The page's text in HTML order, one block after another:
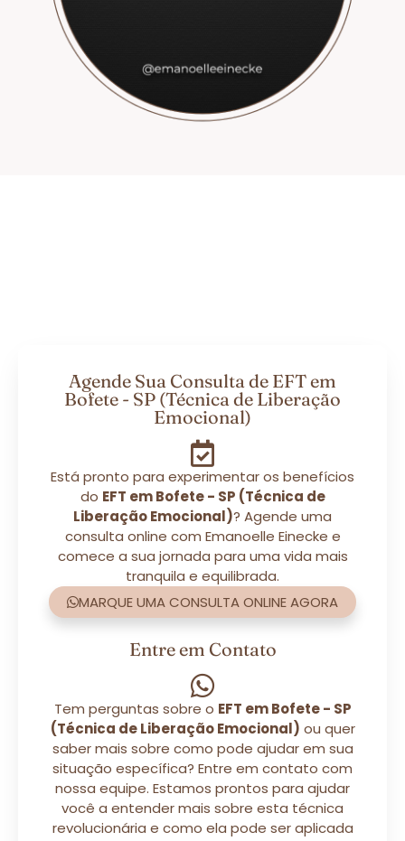
Agende Sua Consulta de EFT em
Bofete - SP (Técnica de Liberação
Emocional)
Está pronto para experimentar os benefícios
do EFT em Bofete - SP (Técnica de
Liberação Emocional)? Agende uma
consulta online com Emanoelle Einecke e
comece a sua jornada para uma vida mais
tranquila e equilibrada.
MARQUE UMA CONSULTA ONLINE AGORA
Entre em Contato
Tem perguntas sobre o EFT em Bofete - SP
(Técnica de Liberação Emocional) ou quer
saber mais sobre como pode ajudar em sua
situação específica? Entre em contato com
nossa equipe. Estamos prontos para ajudar
você a entender mais sobre esta técnica
revolucionária e como ela pode ser aplicada